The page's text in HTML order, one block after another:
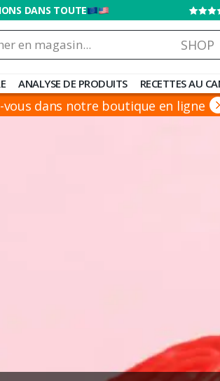
DANS TOUTE
ANALYSE DE PRODUITS RECETTES AU
vous dans notre boutique en ligne